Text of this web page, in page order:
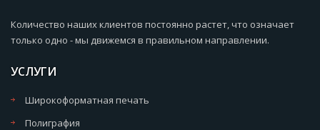
Количество наших клиентов постоянно растет, что означает
только одно - мы движемся в правильном направлении.
УСЛУГИ
Широкоформатная печать
Полиграфия